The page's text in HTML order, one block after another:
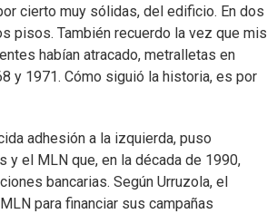
cierto muy sólidas, del edificio. En dos
pisos. También recuerdo la vez que mis
habían atracado, metralletas en
y 1971. Cómo siguió la historia, es por
adhesión a la izquierda, puso
y el MLN que, en la década de 1990,
bancarias. Según Urruzola, el
para financiar sus campañas